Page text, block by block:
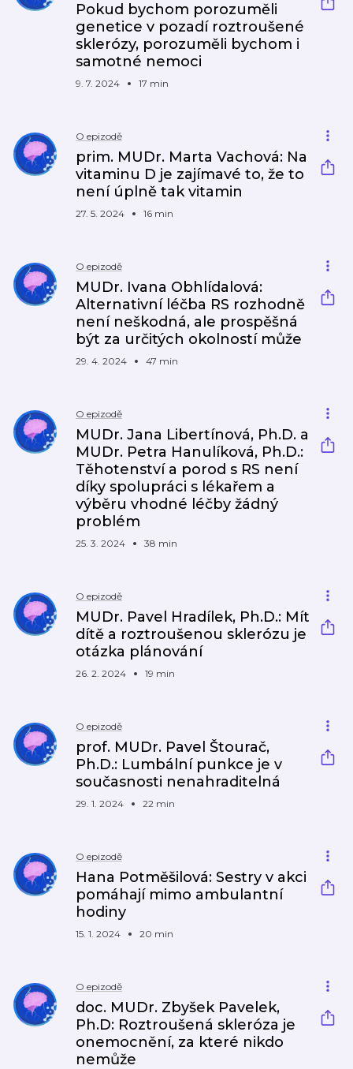
Pokud bychom porozuměli
genetice v pozadí roztroušené
sklerózy, porozuměli bychom i
samotné nemoci
9. 7. 2024 17 min
O epizodě
prim. MUDr. Marta Vachová: Na
vitaminu D je zajímavé to, že to
není úplně tak vitamin
27. 5. 2024 16 min
O epizodě
MUDr. Ivana Obhlídalová:
Alternativní léčba RS rozhodně
není neškodná, ale prospěšná
být za určitých okolností může
29. 4. 2024 47 min
O epizodě
MUDr. Jana Libertínová, Ph.D. a
MUDr. Petra Hanulíková, Ph.D.:
Těhotenství a porod s RS není
díky spolupráci s lékařem a
výběru vhodné léčby žádný
problém
25. 3. 2024 38 min
O epizodě
MUDr. Pavel Hradílek, Ph.D.: Mít
dítě a roztroušenou sklerózu je
otázka plánování
26. 2. 2024 19 min
O epizodě
prof. MUDr. Pavel Štourač,
Ph.D.: Lumbální punkce je v
současnosti nenahraditelná
29. 1. 2024 22 min
O epizodě
Hana Potměšilová: Sestry v akci
pomáhají mimo ambulantní
hodiny
15. 1. 2024 20 min
O epizodě
doc. MUDr. Zbyšek Pavelek,
Ph.D: Roztroušená skleróza je
onemocnění, za které nikdo
nemůže